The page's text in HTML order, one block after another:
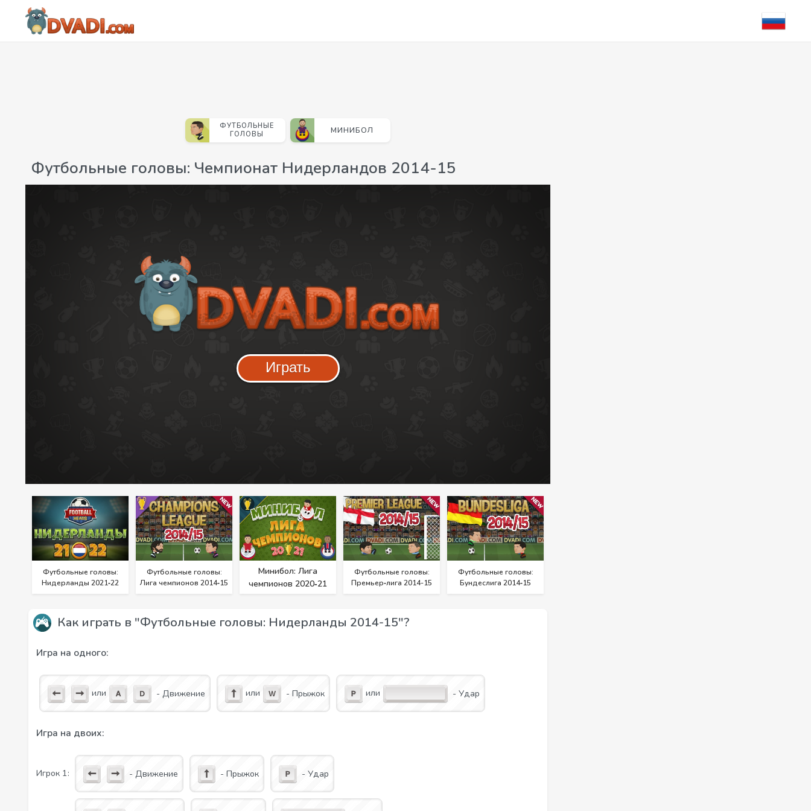
ФУТБОЛЬНЫЕ
ГОЛОВЫ
МИНИБОЛ
Футбольные головы: Чемпионат Нидерландов 2014-15
Играть
Футбольные головы:
Нидерланды 2021‑22
Футбольные головы:
Лига чемпионов 2014‑15
Минибол: Лига
чемпионов 2020‑21
Футбольные головы:
Премьер‑лига 2014-15
Футбольные головы:
Бундеслига 2014‑15
Как играть в "Футбольные головы: Нидерланды 2014-15"?
Игра на одного:
или - Движение или - Прыжок или - Удар
Игра на двоих:
Игрок 1: - Движение - Прыжок - Удар